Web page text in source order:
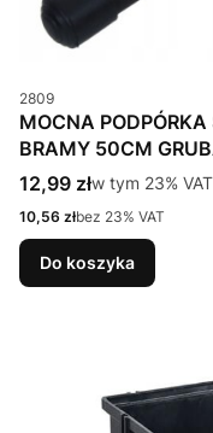
Kod produktu
2809
MOCNA
BRAMY 50CM
Cena brutto
12,99 złw tym %s VAT
w tym 23% VAT
Cena netto
10,56 złbez 23% VAT
Do koszyka